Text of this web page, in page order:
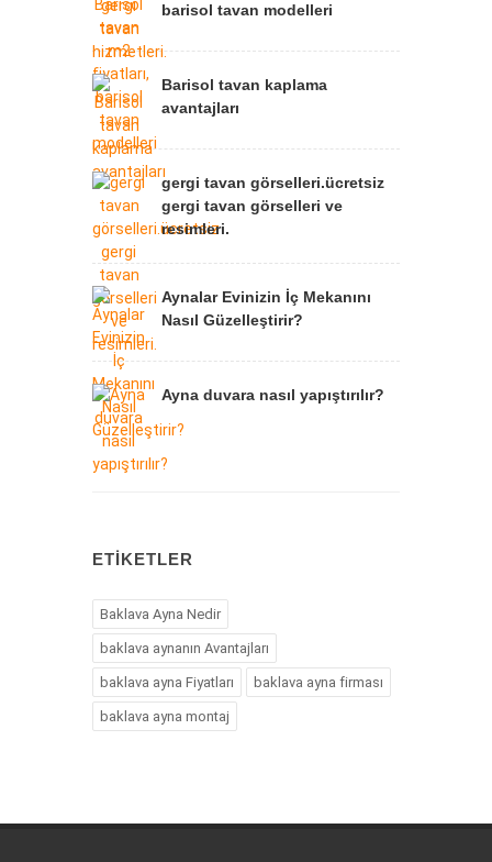
barisol tavan modelleri
Barisol tavan kaplama
avantajları
gergi tavan görselleri.ücretsiz
gergi tavan görselleri ve
resimleri.
Aynalar Evinizin İç Mekanını
Nasıl Güzelleştirir?
Ayna duvara nasıl yapıştırılır?
ETIKETLER
Baklava Ayna Nedir
baklava aynanın Avantajları
baklava ayna Fiyatları baklava ayna firması
baklava ayna montaj